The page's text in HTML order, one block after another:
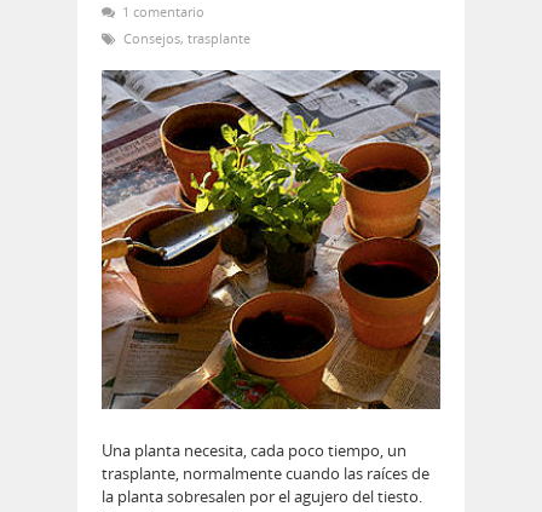
1 comentario
Consejos, trasplante
Una planta necesita, cada poco tiempo, un
trasplante, normalmente cuando las raíces de
la planta sobresalen por el agujero del tiesto.